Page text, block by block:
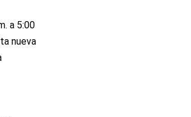
a 5:00
nueva